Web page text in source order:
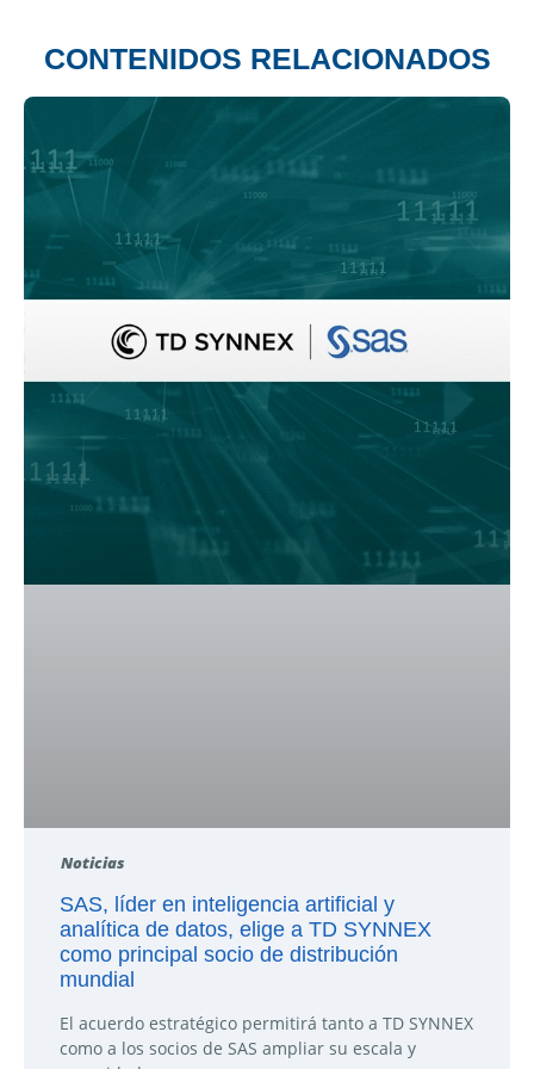
CONTENIDOS RELACIONADOS
Noticias
SAS, líder en inteligencia artificial y
analítica de datos, elige a TD SYNNEX
como principal socio de distribución
mundial
El acuerdo estratégico permitirá tanto a TD SYNNEX
como a los socios de SAS ampliar su escala y